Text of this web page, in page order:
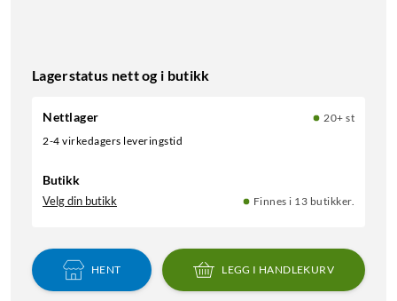
Lagerstatus nett og i butikk
Nettlager
20+ st
2-4 virkedagers leveringstid
Butikk
Velg din butikk Finnes i 13 butikker.
HENT LEGG I HANDLEKURV